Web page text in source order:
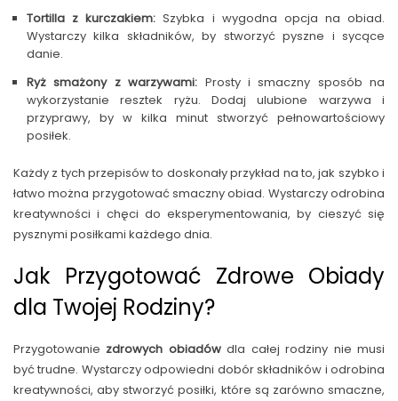
Tortilla z kurczakiem: Szybka i wygodna opcja na obiad.
Wystarczy kilka składników, by stworzyć pyszne i sycące
danie.
Ryż smażony z warzywami: Prosty i smaczny sposób na
wykorzystanie resztek ryżu. Dodaj ulubione warzywa i
przyprawy, by w kilka minut stworzyć pełnowartościowy
posiłek.
Każdy z tych przepisów to doskonały przykład na to, jak szybko i
łatwo można przygotować smaczny obiad. Wystarczy odrobina
kreatywności i chęci do eksperymentowania, by cieszyć się
pysznymi posiłkami każdego dnia.
Jak Przygotować Zdrowe Obiady
dla Twojej Rodziny?
Przygotowanie zdrowych obiadówdla całej rodziny nie musi
być trudne. Wystarczy odpowiedni dobór składników i odrobina
kreatywności, aby stworzyć posiłki, które są zarówno smaczne,